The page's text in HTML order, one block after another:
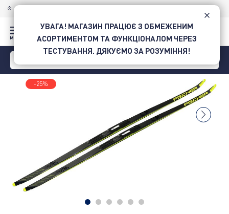
ДОСТАВКА ПО УКРАЇНІ
-25%
УВАГА! МАГАЗИН ПРАЦЮЄ З ОБМЕЖЕНИМ
АСОРТИМЕНТОМ ТА ФУНКЦІОНАЛОМ ЧЕРЕЗ
ТЕСТУВАННЯ. ДЯКУЄМО ЗА РОЗУМІННЯ!